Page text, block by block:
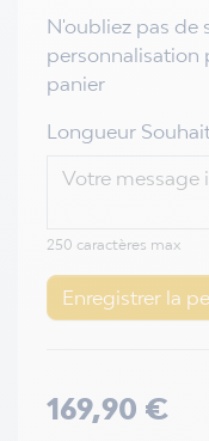
N'oubliez pas de
personnalisation
panier
Longueur
250 caractères max
Enregistrer la
169,90 €